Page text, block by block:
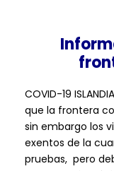
COVID-19
que la frontera
sin embargo los
exentos de la
pruebas, pero